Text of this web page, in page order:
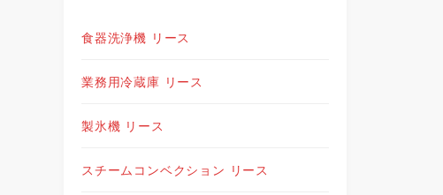
食器洗浄機 リース
業務用冷蔵庫 リース
製氷機 リース
スチームコンベクション リース